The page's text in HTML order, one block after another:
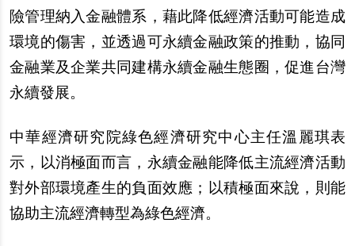
險管理納入金融體系，藉此降低經濟活動可能造成
環境的傷害，並透過可永續金融政策的推動，協同
金融業及企業共同建構永續金融生態圈，促進台灣
永續發展。
中華經濟研究院綠色經濟研究中心主任溫麗琪表
示，以消極面而言，永續金融能降低主流經濟活動
對外部環境產生的負面效應；以積極面來說，則能
協助主流經濟轉型為綠色經濟。